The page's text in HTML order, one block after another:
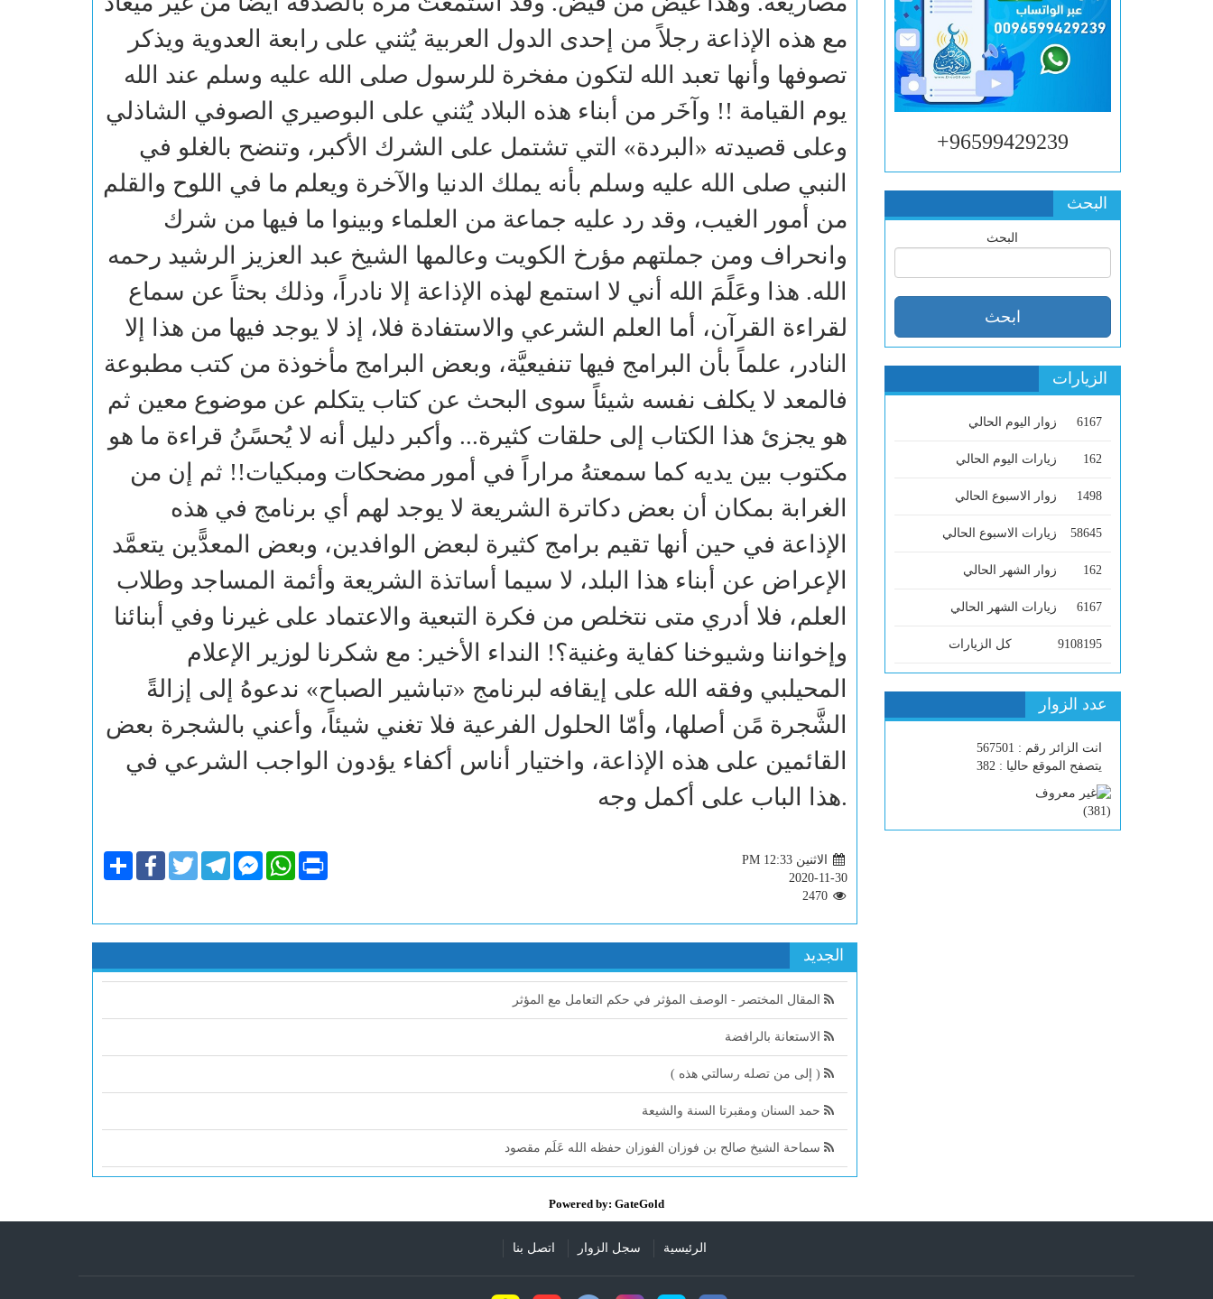
96599429239+
البحث
البحث
الزيارات
6167 زوار اليوم الحالي
162 زيارات اليوم الحالي
1498 زوار الاسبوع الحالي
58645 زيارات الاسبوع الحالي
162 زوار الشهر الحالي
6167 زيارات الشهر الحالي
9108195 كل الزيارات
عدد الزوار
انت الزائر رقم : 567501
يتصفح الموقع حاليا : 382
(
381
)
مع هذه الإذاعة رجلاً من إحدى الدول العربية يُثني على رابعة العدوية ويذكر
تصوفها وأنها تعبد الله لتكون مفخرة للرسول صلى الله عليه وسلم عند الله
يوم القيامة !! وآخَر من أبناء هذه البلاد يُثني على البوصيري الصوفي الشاذلي
وعلى قصيدته «البردة» التي تشتمل على الشرك الأكبر، وتنضح بالغلو في
النبي صلى الله عليه وسلم بأنه يملك الدنيا والآخرة ويعلم ما في اللوح والقلم
من أمور الغيب، وقد رد عليه جماعة من العلماء وبينوا ما فيها من شرك
وانحراف ومن جملتهم مؤرخ الكويت وعالمها الشيخ عبد العزيز الرشيد رحمه
الله. هذا وعَلًمَ الله أني لا استمع لهذه الإذاعة إلا نادراً، وذلك بحثاً عن سماع
لقراءة القرآن، أما العلم الشرعي والاستفادة فلا، إذ لا يوجد فيها من هذا إلا
النادر، علماً بأن البرامج فيها تنفيعيَّة، وبعض البرامج مأخوذة من كتب مطبوعة
فالمعد لا يكلف نفسه شيئاً سوى البحث عن كتاب يتكلم عن موضوع معين ثم
هو يجزئ هذا الكتاب إلى حلقات كثيرة... وأكبر دليل أنه لا يُحسًنُ قراءة ما هو
مكتوب بين يديه كما سمعتهُ مراراً في أمور مضحكات ومبكيات!! ثم إن من
الغرابة بمكان أن بعض دكاترة الشريعة لا يوجد لهم أي برنامج في هذه
الإذاعة في حين أنها تقيم برامج كثيرة لبعض الوافدين، وبعض المعدًّين يتعمَّد
الإعراض عن أبناء هذا البلد، لا سيما أساتذة الشريعة وأئمة المساجد وطلاب
العلم، فلا أدري متى نتخلص من فكرة التبعية والاعتماد على غيرنا وفي أبنائنا
وإخواننا وشيوخنا كفاية وغنية؟! النداء الأخير: مع شكرنا لوزير الإعلام
المحيلبي وفقه الله على إيقافه لبرنامج «تباشير الصباح» ندعوهُ إلى إزالةً
الشَّجرة مًن أصلها، وأمّا الحلول الفرعية فلا تغني شيئاً، وأعني بالشجرة بعض
القائمين على هذه الإذاعة، واختيار أناس أكفاء يؤدون الواجب الشرعي في
هذا الباب على أكمل وجه.
الاثنين PM 12:33
2020-11-30
2470
ShareFacebookTwitterTelegramFacebook
Messenger
WhatsApp Print
الجديد
المقال المختصر - الوصف المؤثر في حكم التعامل مع المؤثر
الاستعانة بالرافضة
( إلى من تصله رسالتي هذه )
حمد السنان ومقبرتا السنة والشيعة
سماحة الشيخ صالح بن فوزان الفوزان حفظه الله عَلَم مقصود
Powered by: GateGold
الرئيسية سجل الزوار اتصل بنا